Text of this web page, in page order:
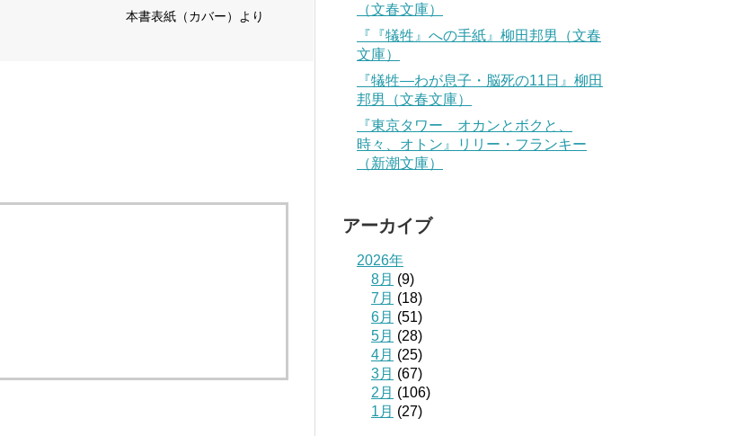
本書表紙（カバー）より
（文春文庫）
『『犠牲』への手紙』柳田邦男（文春
文庫）
『犠牲―わが息子・脳死の11日』柳田
邦男（文春文庫）
『東京タワー オカンとボクと、
時々、オトン』リリー・フランキー
（新潮文庫）
アーカイブ
2026年
8月 (9)
7月 (18)
6月 (51)
5月 (28)
4月 (25)
3月 (67)
2月 (106)
1月 (27)